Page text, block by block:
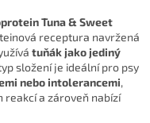
Tuna & Sweet
receptura navržená
tuňák jako jediný
složení je ideální pro psy
nebo intolerancemi,
reakcí a zároveň nabízí